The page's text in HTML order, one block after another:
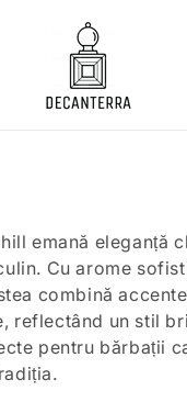
emană eleganță
Cu arome
combină
reflectând un stil
pentru bărbații